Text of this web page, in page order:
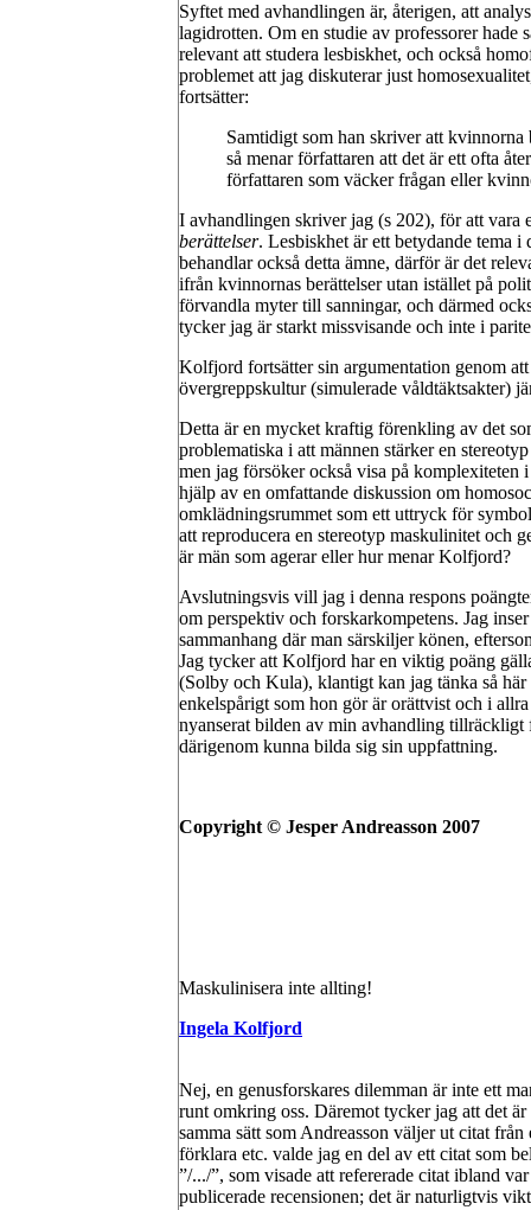
Syftet med avhandlingen är, återigen, att
lagidrotten. Om en studie av professorer hade
relevant att studera lesbiskhet, och också
problemet att jag diskuterar just
fortsätter:
Samtidigt som han skriver att kvinnorna
så menar författaren att det är ett ofta
författaren som väcker frågan eller
I avhandlingen skriver jag (s 202), för att vara
berättelser. Lesbiskhet är ett betydande tema
behandlar också detta ämne, därför är det
ifrån kvinnornas berättelser utan istället på
förvandla myter till sanningar, och därmed
tycker jag är starkt missvisande och inte i
Kolfjord fortsätter sin argumentation genom
övergreppskultur (simulerade våldtäktsakter)
Detta är en mycket kraftig förenkling av det
problematiska i att männen stärker en
men jag försöker också visa på komplexiteten
hjälp av en omfattande diskussion om
omklädningsrummet som ett uttryck för
att reproducera en stereotyp maskulinitet och
är män som agerar eller hur menar Kolfjord?
Avslutningsvis vill jag i denna respons
om perspektiv och forskarkompetens. Jag
sammanhang där man särskiljer könen,
Jag tycker att Kolfjord har en viktig poäng
(Solby och Kula), klantigt kan jag tänka så
enkelspårigt som hon gör är orättvist och i
nyanserat bilden av min avhandling tillräckligt
därigenom kunna bilda sig sin uppfattning.
Copyright © Jesper Andreasson 2007
Maskulinisera inte allting!
Ingela Kolfjord
Nej, en genusforskares dilemman är inte ett
runt omkring oss. Däremot tycker jag att det
samma sätt som Andreasson väljer ut citat
förklara etc. valde jag en del av ett citat som
”/.../”, som visade att refererade citat ibland
publicerade recensionen; det är naturligtvis